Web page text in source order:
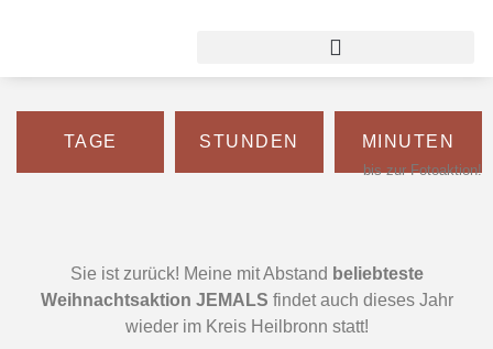
In der
WEIHNACHTSBÄCKEREI
TAGE STUNDEN MINUTEN
bis zur Fotoaktion!
Sie ist zurück! Meine mit Abstand beliebteste
Weihnachtsaktion JEMALS findet auch dieses Jahr
wieder im Kreis Heilbronn statt!